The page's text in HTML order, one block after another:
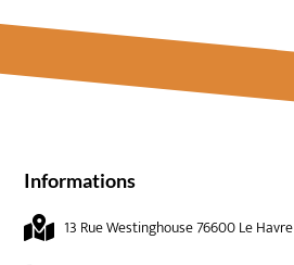
Informations
13 Rue Westinghouse 76600 Le Havre